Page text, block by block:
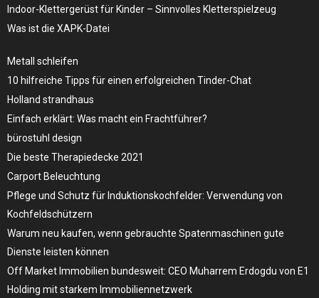
Indoor-Klettergerüst für Kinder – Sinnvolles Kletterspielzeug
Was ist die XAPK-Datei
Metall schleifen
10 hilfreiche Tipps für einen erfolgreichen Tinder-Chat
Holland strandhaus
Einfach erklärt: Was macht ein Frachtführer?
bürostuhl design
Die beste Therapiedecke 2021
Carport Beleuchtung
Pflege und Schutz für Induktionskochfelder: Verwendung von
Kochfeldschützern
Warum neu kaufen, wenn gebrauchte Spatenmaschinen gute
Dienste leisten können
Off Market Immobilien bundesweit: CEO Muharrem Erdogdu von E1
Holding mit starkem Immobiliennetzwerk